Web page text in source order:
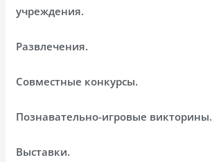
учреждения.
Развлечения.
Совместные конкурсы.
Познавательно-игровые викторины.
Выставки.